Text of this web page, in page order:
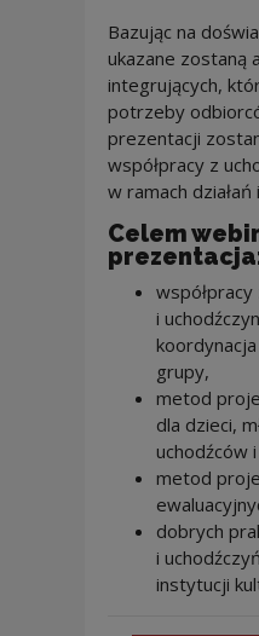
Bazując na
ukazane zostaną
integrujących,
potrzeby
prezentacji
współpracy z
w ramach
Celem
współpracy
i
grupy,
metod
dla dzieci,
uchodźców
metod
dobrych
i
instytucji